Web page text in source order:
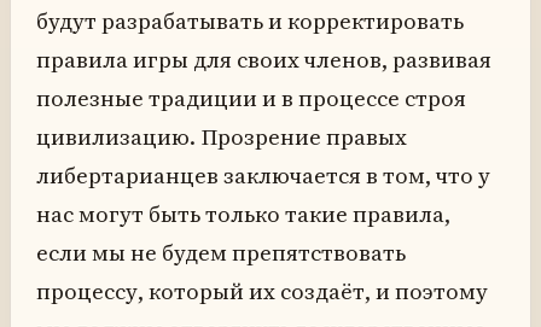
будут разрабатывать и корректировать
правила игры для своих членов, развивая
полезные традиции и в процессе строя
цивилизацию. Прозрение правых
либертарианцев заключается в том, что у
нас могут быть только такие правила,
если мы не будем препятствовать
процессу, который их создаёт, и поэтому